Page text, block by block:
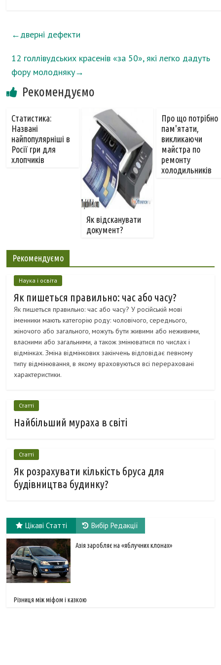
←дверні дефекти
12 голлівудських красенів «за 50», які легко дадуть
фору молодняку→
Рекомендуємо
Статистика:
Названі
найпопулярніші в
Росії гри для
хлопчиків
Як відсканувати
документ?
Про що потрібно
пам'ятати,
викликаючи
майстра по
ремонту
холодильників
Рекомендуємо
Наука і освіта
Як пишеться правильно: час або часу?
Як пишеться правильно: час або часу? У російській мові
іменники мають категорію роду: чоловічого, середнього,
жіночого або загального, можуть бути живими або неживими,
власними або загальними, а також змінюватися по числах і
відмінках. Зміна відмінкових закінчень відповідає певному
типу відмінювання, в якому враховуються всі перераховані
характеристики.
Статті
Найбільший мураха в світі
Статті
Як розрахувати кількість бруса для
будівництва будинку?
Цікаві Статті Вибір Редакції
Азія заробляє на «яблучних клонах»
Різниця між міфом і казкою